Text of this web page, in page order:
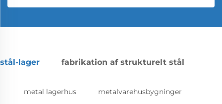
stål-lager fabrikation af strukturelt stål
metal lagerhus metalvarehusbygninger